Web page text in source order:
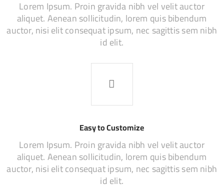
Lorem Ipsum. Proin gravida nibh vel velit auctor
aliquet. Aenean sollicitudin, lorem quis bibendum
auctor, nisi elit consequat ipsum, nec sagittis sem nibh
id elit.
Easy to Customize
Lorem Ipsum. Proin gravida nibh vel velit auctor
aliquet. Aenean sollicitudin, lorem quis bibendum
auctor, nisi elit consequat ipsum, nec sagittis sem nibh
id elit.